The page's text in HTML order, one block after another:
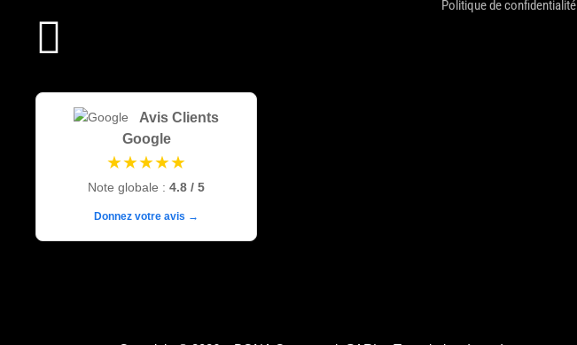

Avis Clients
Google
★★★★★
Note globale : 4.8 / 5
Donnez votre avis →
Politique de confidentialité